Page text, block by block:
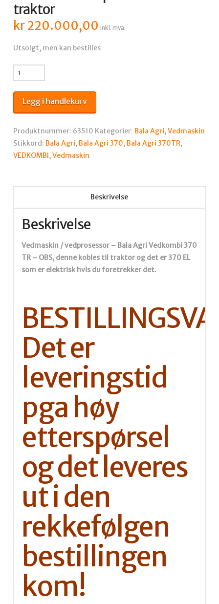
traktor
kr220.000,00 inkl. mva.
Utsolgt, men kan bestilles
Bala
Agri
370
proff
vedmaskin
vedprosessor
Legg i handlekurv
Produktnummer: 63510 Kategorier: Bala Agri,Vedmaskin
Stikkord: Bala Agri, Bala Agri 370, Bala Agri 370TR,
VEDKOMBI,Vedmaskin
Beskrivelse
Beskrivelse
Vedmaskin / vedprosessor – Bala Agri Vedkombi 370
TR – OBS, denne kobles til traktor og det er 370 EL
som er elektrisk hvis du foretrekker det.
Det er
leveringstid
pga høy
etterspørsel
og det leveres
ut i den
rekkefølgen
bestillingen
kom!